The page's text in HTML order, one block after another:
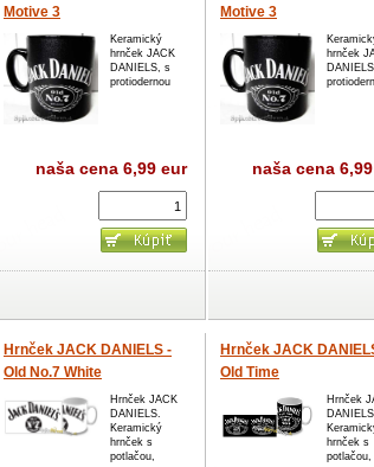
Motive 3
Keramický
hrnček JACK
DANIELS, s
protiodernou
naša cena 6,99 eur
Motive 3
(-50%=VÝPREDAJ)
hrnček
naša cena
Hrnček JACK DANIELS -
Old No.7 White
Hrnček JACK
DANIELS.
Keramický
hrnček s
potlačou,
Hrnček JACK
Old Time
Hrnček
hrnček s
potlačou,